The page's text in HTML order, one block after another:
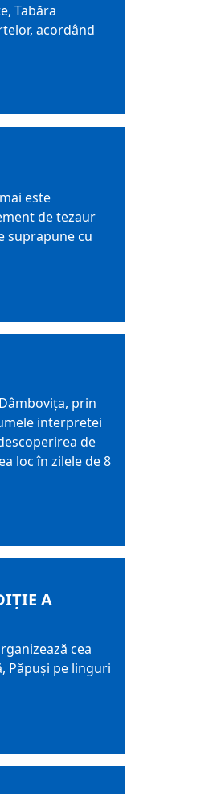
Tabăra
acordând
este
de tezaur
suprapune cu
prin
interpretei
de
loc în zilele de 8
A
cea
Păpuși pe linguri